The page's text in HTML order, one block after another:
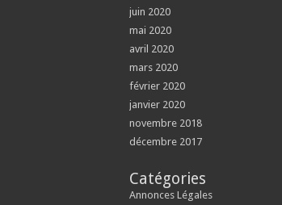
juin 2020
mai 2020
avril 2020
mars 2020
février 2020
janvier 2020
novembre 2018
décembre 2017
Catégories
Annonces Légales